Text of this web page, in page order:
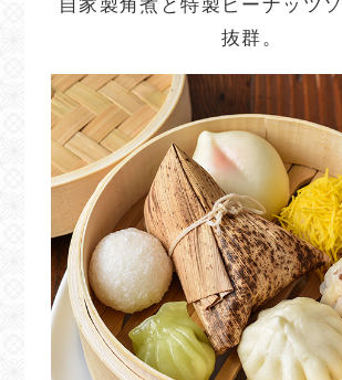
抜群。